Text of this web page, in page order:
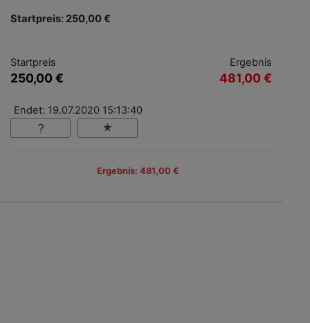
Startpreis: 250,00 €
Startpreis
250,00 €
Ergebnis
481,00 €
Endet: 19.07.2020 15:13:40
Ergebnis: 481,00 €